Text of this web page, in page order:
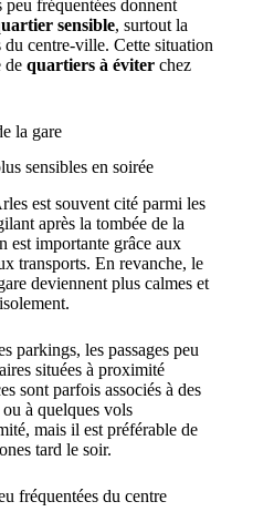
fréquentées donnent
sensible, surtout la
du centre-ville. Cette situation
de quartiers à éviter chez
la gare
sensibles en soirée
est souvent cité parmi les
après la tombée de la
est importante grâce aux
transports. En revanche, le
deviennent plus calmes et
parkings, les passages peu
situées à proximité
sont parfois associés à des
à quelques vols
mais il est préférable de
tard le soir.
fréquentées du centre